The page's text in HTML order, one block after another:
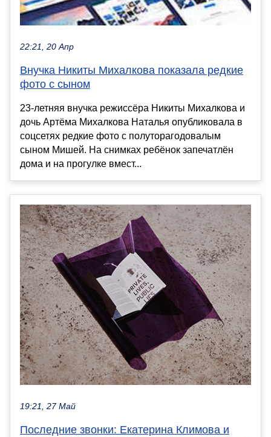
22:21, 20 Апр
Внучка Никиты Михалкова показала редкие
фото с сыном
23-летняя внучка режиссёра Никиты Михалкова и
дочь Артёма Михалкова Наталья опубликовала в
соцсетях редкие фото с полуторагодовалым
сыном Мишей. На снимках ребёнок запечатлён
дома и на прогулке вмест...
19:21, 27 Май
Последние звонки: Екатерина Климова и